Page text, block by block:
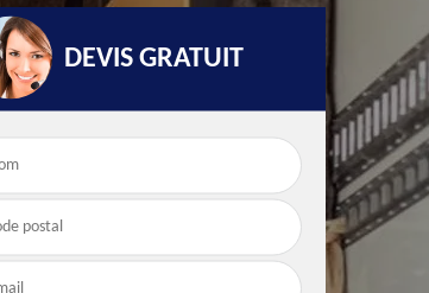
Débarras
d'appartement 83
Débarras de grenier et
cave 83
DEVIS GRATUIT